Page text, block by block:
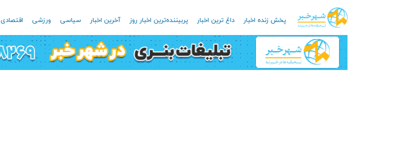
پخش زنده اخبار داغ ترین اخبار پربیننده‌ترین اخبار روز آخرین اخبار سیاسی ورزشی اقتصادی